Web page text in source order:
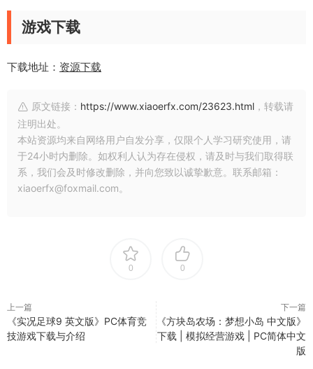
游戏下载
下载地址： 资源下载
原文链接： https://www.xiaoerfx.com/23623.html ，转载请
注明出处。
本站资源均来自网络用户自发分享，仅限个人学习研究使用，请
于24小时内删除。如权利人认为存在侵权，请及时与我们取得联
系，我们会及时修改删除，并向您致以诚挚歉意。联系邮箱：
xiaoerfx@foxmail.com。
0 0
上一篇
《实况足球9 英文版》PC体育竞
技游戏下载与介绍
下一篇
《方块岛农场：梦想小岛 中文版》
下载 | 模拟经营游戏 | PC简体中文
版